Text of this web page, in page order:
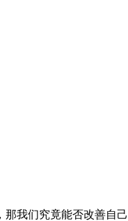
我们究竟能否改善自